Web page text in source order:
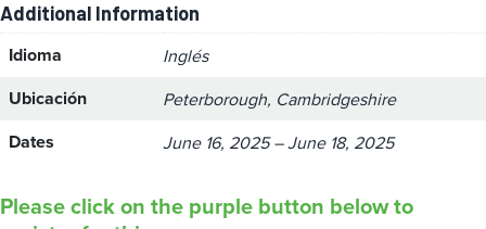
Additional Information
Idioma Inglés
Ubicación Peterborough, Cambridgeshire
Dates June 16, 2025 – June 18, 2025
Please click on the purple button below to